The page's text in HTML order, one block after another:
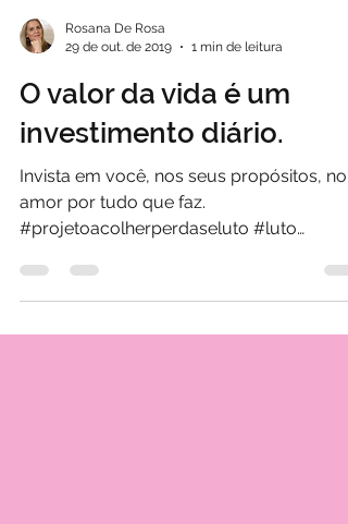
Rosana De Rosa
29 de out. de 2019
1 min de leitura
O valor da vida é um
investimento diário.
Invista em você, nos seus propósitos, no
amor por tudo que faz.